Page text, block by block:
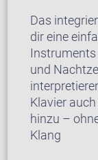
Das
dir eine
Instruments
und
Klavier
hinzu –
Klang